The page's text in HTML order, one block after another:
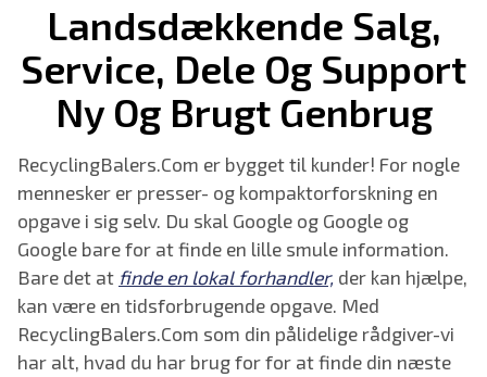
Landsdækkende Salg,
Service, Dele Og Support
Ny Og Brugt Genbrug
RecyclingBalers.Com er bygget til kunder! For nogle
mennesker er presser- og kompaktorforskning en
opgave i sig selv. Du skal Google og Google og
Google bare for at finde en lille smule information.
Bare det at finde en lokal forhandler, der kan hjælpe,
kan være en tidsforbrugende opgave. Med
RecyclingBalers.Com som din pålidelige rådgiver-vi
har alt, hvad du har brug for for at finde din næste